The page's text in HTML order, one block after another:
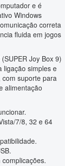
e é
Windows
correta
fluida em jogos
Joy Box 9)
ligação simples e
suporte para
alimentação
7/8, 32 e 64